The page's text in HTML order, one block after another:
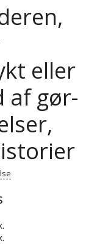
eller
af gør-